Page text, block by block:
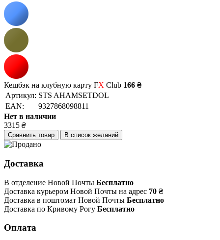
Кешбэк на клубную карту FX Club 166 ₴
Артикул: STS AHAMSETDOL
EAN:
9327868098811
Нет в наличии
3315 ₴
Сравнить товар В список желаний
Доставка
В отделение Новой Почты Бесплатно
Доставка курьером Новой Почты на адрес 70 ₴
Доставка в поштомат Новой Почты Бесплатно
Доставка по Кривому Рогу Бесплатно
Оплата